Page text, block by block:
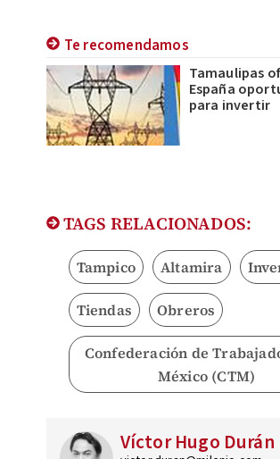
Te recomendamos
Tamaulipas
España
para invertir
TAGS RELACIONADOS:
Tampico Altamira
Tiendas Obreros
Confederación de
México (CTM)
Víctor Hugo Durán